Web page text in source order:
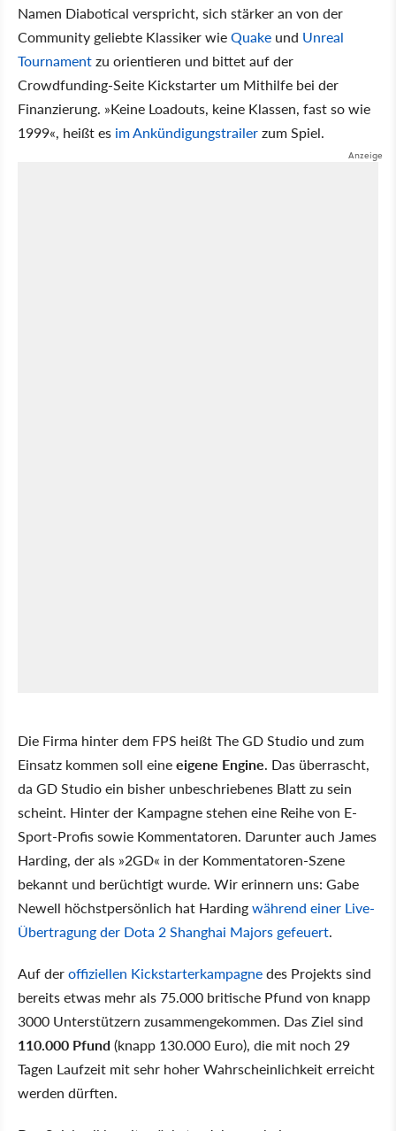
Namen Diabotical verspricht, sich stärker an von der
Community geliebte Klassiker wieQuake und Unreal
Tournamentzu orientieren und bittet auf der
Crowdfunding-Seite Kickstarter um Mithilfe bei der
Finanzierung. »Keine Loadouts, keine Klassen, fast so wie
1999«, heißt es im Ankündigungstrailerzum Spiel.
Die Firma hinter dem FPS heißt The GD Studio und zum
Einsatz kommen soll eineeigene Engine. Das überrascht,
da GD Studio ein bisher unbeschriebenes Blatt zu sein
scheint. Hinter der Kampagne stehen eine Reihe von E-
Sport-Profis sowie Kommentatoren. Darunter auch James
Harding, der als »2GD« in der Kommentatoren-Szene
bekannt und berüchtigt wurde. Wir erinnern uns: Gabe
Newell höchstpersönlich hat Hardingwährend einer Live-
Übertragung der Dota 2 Shanghai Majors gefeuert.
Auf deroffiziellen Kickstarterkampagnedes Projekts sind
bereits etwas mehr als 75.000 britische Pfund von knapp
3000 Unterstützern zusammengekommen. Das Ziel sind
110.000 Pfund(knapp 130.000 Euro), die mit noch 29
Tagen Laufzeit mit sehr hoher Wahrscheinlichkeit erreicht
werden dürften.